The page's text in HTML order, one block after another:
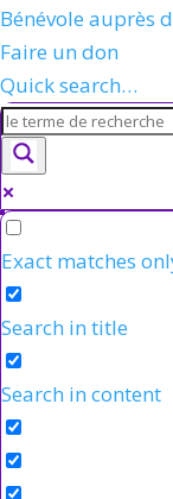
Bénévole auprès
Faire un don
Quick search…
Exact matches
Search in title
Search in content